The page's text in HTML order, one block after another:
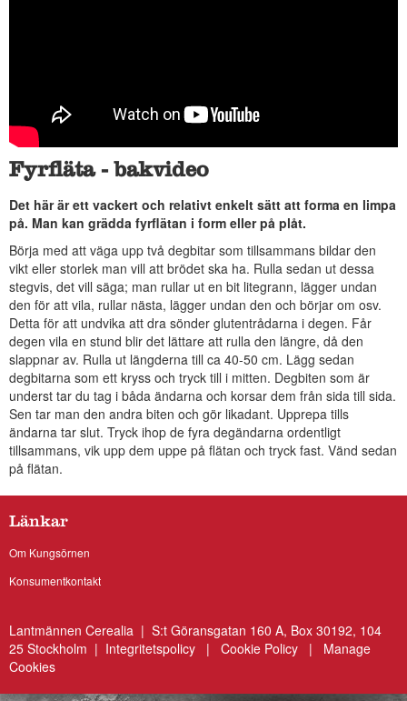
Fyrfläta - bakvideo
Det här är ett vackert och relativt enkelt sätt att forma en limpa
på. Man kan grädda fyrflätan i form eller på plåt.
Börja med att väga upp två degbitar som tillsammans bildar den
vikt eller storlek man vill att brödet ska ha. Rulla sedan ut dessa
stegvis, det vill säga; man rullar ut en bit litegrann, lägger undan
den för att vila, rullar nästa, lägger undan den och börjar om osv.
Detta för att undvika att dra sönder glutentrådarna i degen. Får
degen vila en stund blir det lättare att rulla den längre, då den
slappnar av. Rulla ut längderna till ca 40-50 cm. Lägg sedan
degbitarna som ett kryss och tryck till i mitten. Degbiten som är
underst tar du tag i båda ändarna och korsar dem från sida till sida.
Sen tar man den andra biten och gör likadant. Upprepa tills
ändarna tar slut. Tryck ihop de fyra degändarna ordentligt
tillsammans, vik upp dem uppe på flätan och tryck fast. Vänd sedan
på flätan.
Länkar
Om Kungsörnen
Konsumentkontakt
Lantmännen Cerealia | S:t Göransgatan 160 A, Box 30192, 104
25 Stockholm | Integritetspolicy | Cookie Policy | Manage
Cookies